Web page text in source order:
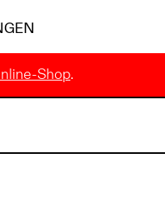
Shop.